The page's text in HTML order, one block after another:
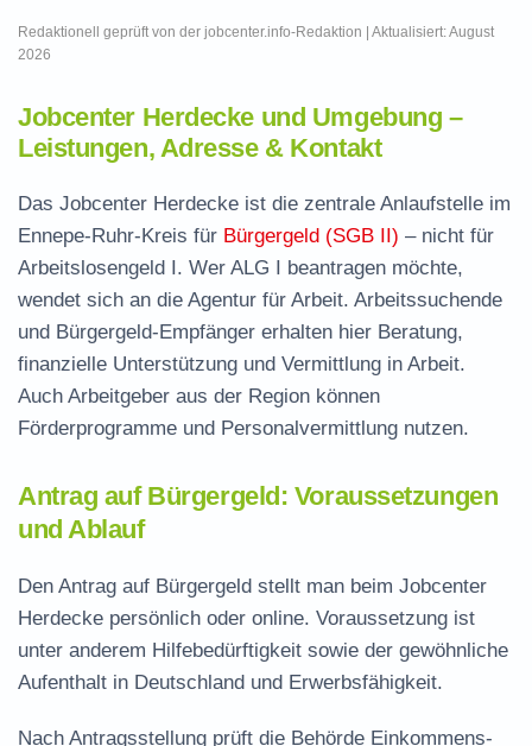
Redaktionell geprüft von der jobcenter.info-Redaktion | Aktualisiert: August
2026
Jobcenter Herdecke und Umgebung –
Leistungen, Adresse & Kontakt
Das Jobcenter Herdecke ist die zentrale Anlaufstelle im
Ennepe-Ruhr-Kreis für Bürgergeld (SGB II) – nicht für
Arbeitslosengeld I. Wer ALG I beantragen möchte,
wendet sich an die Agentur für Arbeit. Arbeitssuchende
und Bürgergeld-Empfänger erhalten hier Beratung,
finanzielle Unterstützung und Vermittlung in Arbeit.
Auch Arbeitgeber aus der Region können
Förderprogramme und Personalvermittlung nutzen.
Antrag auf Bürgergeld: Voraussetzungen
und Ablauf
Den Antrag auf Bürgergeld stellt man beim Jobcenter
Herdecke persönlich oder online. Voraussetzung ist
unter anderem Hilfebedürftigkeit sowie der gewöhnliche
Aufenthalt in Deutschland und Erwerbsfähigkeit.
Nach Antragsstellung prüft die Behörde Einkommens-